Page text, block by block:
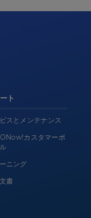
ト
スとメンテナンス
カスタマーポ
ニング
書